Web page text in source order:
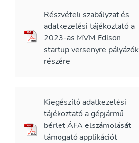
Részvételi szabályzat és
adatkezelési tájékoztató a
2023-as MVM Edison
startup versenyre pályázók
részére
Kiegészítő adatkezelési
tájékoztató a gépjármű
bérlet ÁFA elszámolását
támogató applikációt